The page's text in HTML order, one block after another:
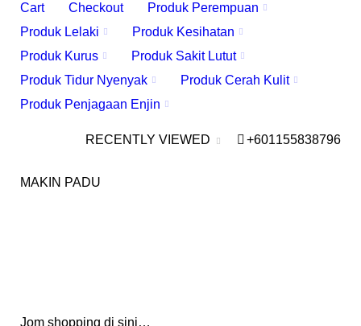
Cart
Checkout
Produk Perempuan
Produk Lelaki
Produk Kesihatan
Produk Kurus
Produk Sakit Lutut
Produk Tidur Nyenyak
Produk Cerah Kulit
Produk Penjagaan Enjin
+601155838796
RECENTLY VIEWED
MAKIN PADU
Jom shopping di sini…